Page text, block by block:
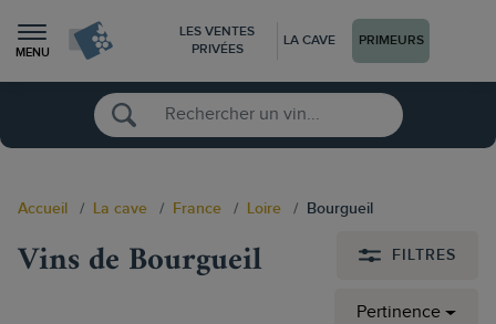
MENU
LES VENTES
PRIVÉES
LA CAVE PRIMEURS
Accueil La cave France Loire Bourgueil
FILTRES
Vins de Bourgueil
Pertinence